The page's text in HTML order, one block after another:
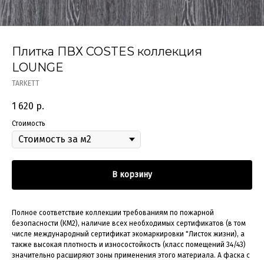
Плитка ПВХ COSTES коллекция
LOUNGE
TARKETT
1 620 р.
Стоимость
В корзину
Полное соответствие коллекции требованиям по пожарной
безопасности (КМ2), наличие всех необходимых сертификатов (в том
числе международный сертификат экомаркировки "Листок жизни), а
также высокая плотность и износостойкость (класс помещений 34/43)
значительно расширяют зоны применения этого материала. А фаска с